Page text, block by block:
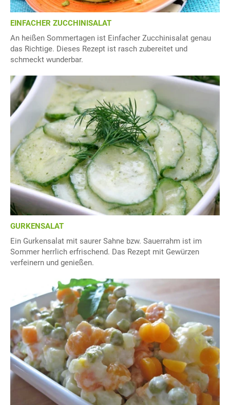
EINFACHER ZUCCHINISALAT
An heißen Sommertagen ist Einfacher Zucchinisalat genau
das Richtige. Dieses Rezept ist rasch zubereitet und
schmeckt wunderbar.
GURKENSALAT
Ein Gurkensalat mit saurer Sahne bzw. Sauerrahm ist im
Sommer herrlich erfrischend. Das Rezept mit Gewürzen
verfeinern und genießen.